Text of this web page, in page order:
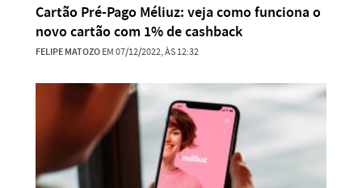
Cartão Pré-Pago Méliuz: veja como funciona o
novo cartão com 1% de cashback
FELIPE MATOZOEM 07/12/2022, ÀS 12:32